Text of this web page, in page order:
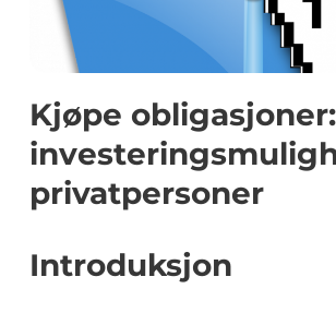
Kjøpe
privatpersoner
Introduksjon